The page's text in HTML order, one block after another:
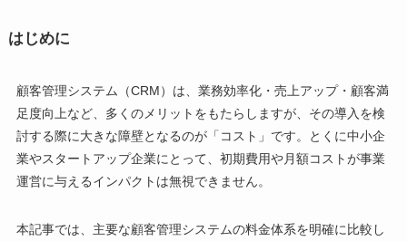
はじめに
顧客管理システム（CRM）は、業務効率化・売上アップ・顧客満
足度向上など、多くのメリットをもたらしますが、その導入を検
討する際に大きな障壁となるのが「コスト」です。とくに中小企
業やスタートアップ企業にとって、初期費用や月額コストが事業
運営に与えるインパクトは無視できません。
本記事では、主要な顧客管理システムの料金体系を明確に比較し